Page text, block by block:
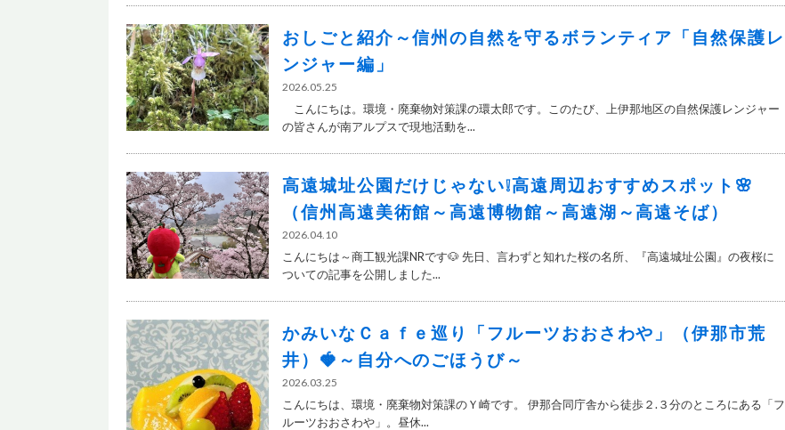
おしごと紹介～信州の自然を守るボランティア「自然保護レ
ンジャー編」
2026.05.25
こんにちは。環境・廃棄物対策課の環太郎です。このたび、上伊那地区の自然保護レンジャー
の皆さんが南アルプスで現地活動を...
高遠城址公園だけじゃない❕高遠周辺おすすめスポット🌸
（信州高遠美術館～高遠博物館～高遠湖～高遠そば）
2026.04.10
こんにちは～商工観光課NRです🐶 先日、言わずと知れた桜の名所、『高遠城址公園』の夜桜に
ついての記事を公開しました...
かみいなＣａｆｅ巡り「フルーツおおさわや」（伊那市荒
井）🍓～自分へのごほうび～
2026.03.25
こんにちは、環境・廃棄物対策課のＹ崎です。 伊那合同庁舎から徒歩２.３分のところにある「フ
ルーツおおさわや」。昼休...